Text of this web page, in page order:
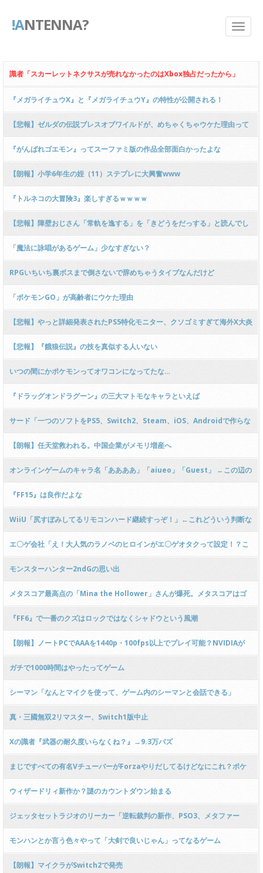
!ANTENNA?
識者「スカーレットネクサスが売れなかったのはXbox独占だったから」
『メガライチュウX』と『メガライチュウY』の特性が公開される！
【悲報】ゼルダの伝説ブレスオブワイルドが、めちゃくちゃウケた理由って
なに？
『がんばれゴエモン』ってスーファミ版の作品全部面白かったよな
【朗報】小学6年生の姪（11）ステプレに大興奮www
『トルネコの大冒険3』楽しすぎるｗｗｗｗ
【悲報】障壁おじさん「常軌を逸する」を「きどうをだっする」と読んでし
まう
「魔法に詠唱があるゲーム」少なすぎない？
RPGいちいち裏ボスまで倒さないで辞めちゃうタイプなんだけど
「ポケモンGO」が高齢者にウケた理由
【悲報】やっと詳細発表されたPS5特化モニター、クソゴミすぎて海外X大炎
上中ｗｗｗｗｗｗｗ
【悲報】『餓狼伝説』の技を真似する人いない
いつの間にかポケモンってオワコンになってたな…
『ドラッグオンドラグーン』の三大マトモなキャラといえば
サード「一つのソフトをPS5、Switch2、Steam、iOS、Androidで作らな
きゃ」ﾊｧﾊｧ
【朗報】任天堂救われる。中国企業がメモリ増産へ
オンラインゲームのキャラ名「ああああ」「aiueo」「Guest」 ←この辺の
強者率は異常
『FF15』は良作だよな
WiiU「尻すぼみしてるリモコンハード継続すっぞ！」←これどういう判断な
の？
エ〇ゲ会社「え！大人気のラノベのヒロインがエ〇ゲオタクって設定！？こ
りゃ宣伝のチャンスだ！うちのゲームを出してもらおう！」
モンスターハンター2ndGの思い出
メタスコア最高点の「Mina the Hollower」さんが爆死。メタスコアはゴ
ミと言われてしまう
『FF6』で一番のクズはロックではなくシャドウという風潮
【朗報】ノートPCでAAAを1440p・100fps以上でプレイ可能？NVIDIAが
Win向けCPU『RTX Spark』発表
ガチで1000時間はやったってゲーム
シーマン「なんとマイクを使って、ゲーム内のシーマンと会話できる」
真・三國無双2リマスター、Switch1版中止
Xの識者『武器の耐久度いらなくね？』→9.3万バズ
まじですべての有名VチューバーがForzaやりだしてるけどなにこれ？ポケ
モン新作とかよりやってるぞ
ウィザードリィ新作か？謎のカウントダウン始まる
ジェッタセットラジオのリーカー「逆転裁判の新作、PSO3、メタファー
Switch2版」
モンハンとか言う色々やって「大剣で良いじゃん」ってなるゲーム
【朗報】マイクラがSwitch2で発売